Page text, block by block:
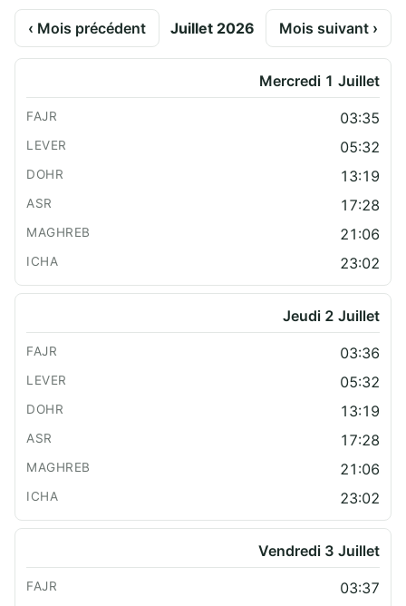
‹ Mois précédent Juillet 2026 Mois suivant ›
Mercredi 1 Juillet
03:35
05:32
13:19
17:28
21:06
23:02
Jeudi 2 Juillet
03:36
05:32
13:19
17:28
21:06
23:02
Vendredi 3 Juillet
03:37